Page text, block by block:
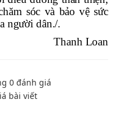
sóc và bảo vệ sức
người dân./.
Thanh Loan
0 đánh giá
bài viết